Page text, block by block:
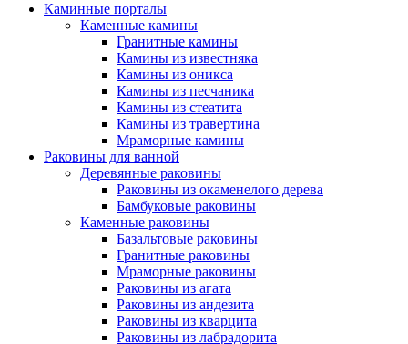
Каминные порталы
Каменные камины
Гранитные камины
Камины из известняка
Камины из оникса
Камины из песчаника
Камины из стеатита
Камины из травертина
Мраморные камины
Раковины для ванной
Деревянные раковины
Раковины из окаменелого дерева
Бамбуковые раковины
Каменные раковины
Базальтовые раковины
Гранитные раковины
Мраморные раковины
Раковины из агата
Раковины из андезита
Раковины из кварцита
Раковины из лабрадорита